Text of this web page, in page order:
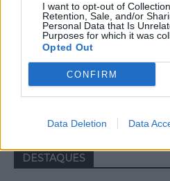
I want to opt-out of
Retention, Sale, and/or
Personal Data that Is
Purposes for which it was
Opted Out
CONFIRM
Data Deletion Data
Bárbara Bandeira
concertos da Feira
DESTAQUES